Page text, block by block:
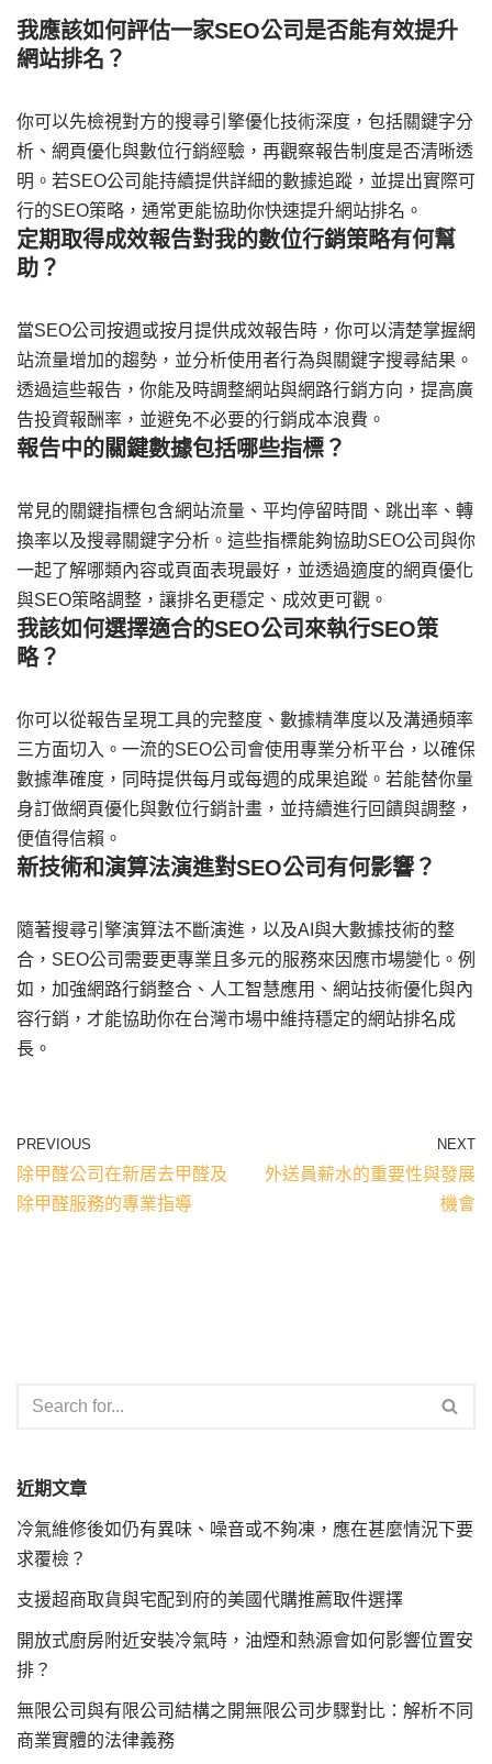
我應該如何評估一家SEO公司是否能有效提升
網站排名？
你可以先檢視對方的搜尋引擎優化技術深度，包括關鍵字分
析、網頁優化與數位行銷經驗，再觀察報告制度是否清晰透
明。若SEO公司能持續提供詳細的數據追蹤，並提出實際可
行的SEO策略，通常更能協助你快速提升網站排名。
定期取得成效報告對我的數位行銷策略有何幫
助？
當SEO公司按週或按月提供成效報告時，你可以清楚掌握網
站流量增加的趨勢，並分析使用者行為與關鍵字搜尋結果。
透過這些報告，你能及時調整網站與網路行銷方向，提高廣
告投資報酬率，並避免不必要的行銷成本浪費。
報告中的關鍵數據包括哪些指標？
常見的關鍵指標包含網站流量、平均停留時間、跳出率、轉
換率以及搜尋關鍵字分析。這些指標能夠協助SEO公司與你
一起了解哪類內容或頁面表現最好，並透過適度的網頁優化
與SEO策略調整，讓排名更穩定、成效更可觀。
我該如何選擇適合的SEO公司來執行SEO策
略？
你可以從報告呈現工具的完整度、數據精準度以及溝通頻率
三方面切入。一流的SEO公司會使用專業分析平台，以確保
數據準確度，同時提供每月或每週的成果追蹤。若能替你量
身訂做網頁優化與數位行銷計畫，並持續進行回饋與調整，
便值得信賴。
新技術和演算法演進對SEO公司有何影響？
隨著搜尋引擎演算法不斷演進，以及AI與大數據技術的整
合，SEO公司需要更專業且多元的服務來因應市場變化。例
如，加強網路行銷整合、人工智慧應用、網站技術優化與內
容行銷，才能協助你在台灣市場中維持穩定的網站排名成
長。
PREVIOUS
除甲醛公司在新居去甲醛及
除甲醛服務的專業指導
NEXT
外送員薪水的重要性與發展
機會
近期文章
冷氣維修後如仍有異味、噪音或不夠凍，應在甚麼情況下要
求覆檢？
支援超商取貨與宅配到府的美國代購推薦取件選擇
開放式廚房附近安裝冷氣時，油煙和熱源會如何影響位置安
排？
無限公司與有限公司結構之開無限公司步驟對比：解析不同
商業實體的法律義務